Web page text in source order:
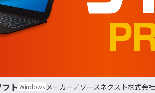
ト Windows ソースネクスト株式会社